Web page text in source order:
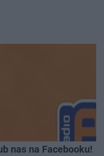
nas na Facebooku!